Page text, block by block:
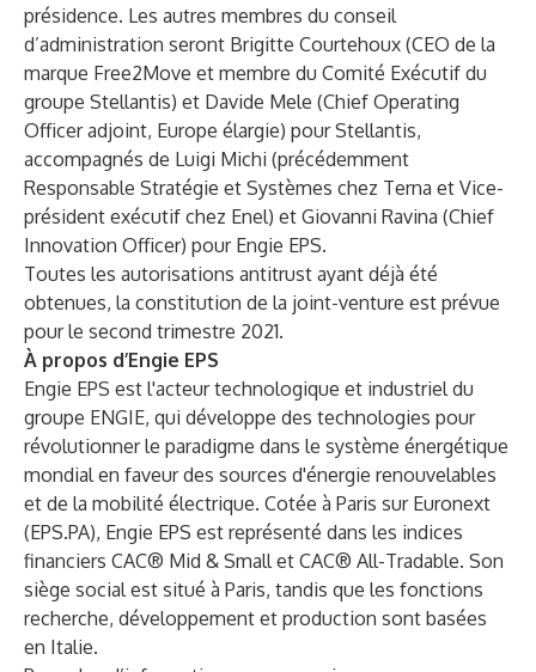
présidence. Les autres membres du conseil
d’administration seront Brigitte Courtehoux (CEO de la
marque Free2Move et membre du Comité Exécutif du
groupe Stellantis) et Davide Mele (Chief Operating
Officer adjoint, Europe élargie) pour Stellantis,
accompagnés de Luigi Michi (précédemment
Responsable Stratégie et Systèmes chez Terna et Vice-
président exécutif chez Enel) et Giovanni Ravina (Chief
Innovation Officer) pour Engie EPS.
Toutes les autorisations antitrust ayant déjà été
obtenues, la constitution de la joint-venture est prévue
pour le second trimestre 2021.
À propos d’Engie EPS
Engie EPS est l'acteur technologique et industriel du
groupe ENGIE, qui développe des technologies pour
révolutionner le paradigme dans le système énergétique
mondial en faveur des sources d'énergie renouvelables
et de la mobilité électrique. Cotée à Paris sur Euronext
(EPS.PA), Engie EPS est représenté dans les indices
financiers CAC® Mid & Small et CAC® All-Tradable. Son
siège social est situé à Paris, tandis que les fonctions
recherche, développement et production sont basées
en Italie.